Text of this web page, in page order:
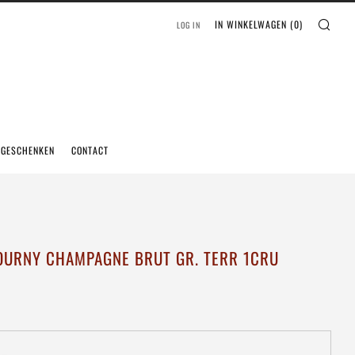
CONTACT
LOG IN IN WINKELWAGEN (0)
CHAMPAGNE BRUT GR. TERR 1CRU